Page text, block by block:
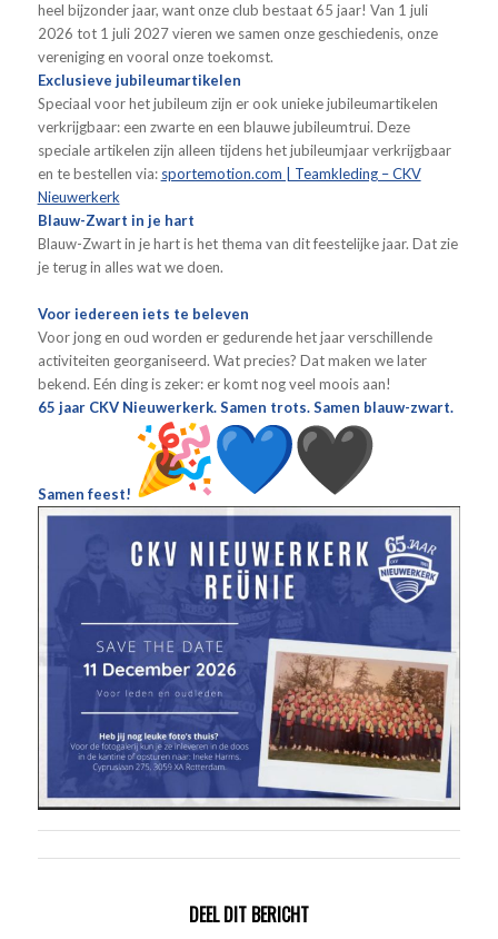
heel bijzonder jaar, want onze club bestaat 65 jaar! Van 1 juli
2026 tot 1 juli 2027 vieren we samen onze geschiedenis, onze
vereniging en vooral onze toekomst.
Exclusieve jubileumartikelen
Speciaal voor het jubileum zijn er ook unieke jubileumartikelen
verkrijgbaar: een zwarte en een blauwe jubileumtrui. Deze
speciale artikelen zijn alleen tijdens het jubileumjaar verkrijgbaar
en te bestellen via: sportemotion.com | Teamkleding – CKV
Nieuwerkerk
Blauw-Zwart in je hart
Blauw-Zwart in je hart is het thema van dit feestelijke jaar. Dat zie
je terug in alles wat we doen.
Voor iedereen iets te beleven
Voor jong en oud worden er gedurende het jaar verschillende
activiteiten georganiseerd. Wat precies? Dat maken we later
bekend. Eén ding is zeker: er komt nog veel moois aan!
65 jaar CKV Nieuwerkerk. Samen trots. Samen blauw-zwart.
Samen feest!
DEEL DIT BERICHT